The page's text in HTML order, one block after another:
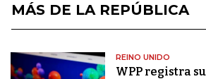
MÁS DE LA REPÚBLICA
REINO UNIDO
WPP registra